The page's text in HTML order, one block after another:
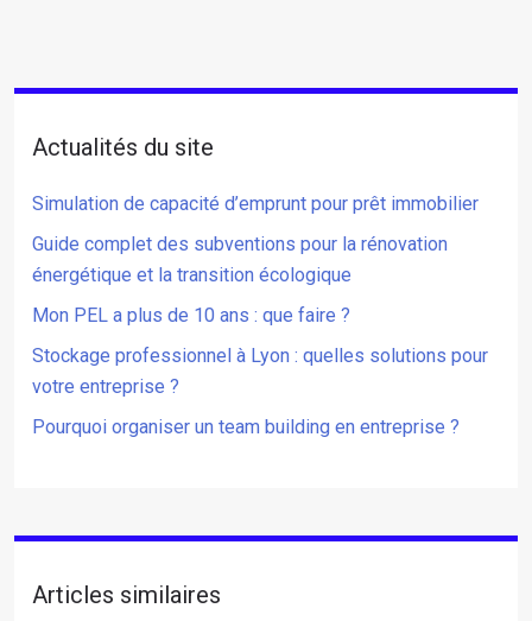
Actualités du site
Simulation de capacité d’emprunt pour prêt immobilier
Guide complet des subventions pour la rénovation
énergétique et la transition écologique
Mon PEL a plus de 10 ans : que faire ?
Stockage professionnel à Lyon : quelles solutions pour
votre entreprise ?
Pourquoi organiser un team building en entreprise ?
Articles similaires